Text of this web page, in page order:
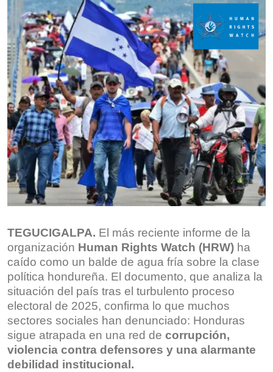
TEGUCIGALPA. El más reciente informe de la
organización Human Rights Watch (HRW) ha
caído como un balde de agua fría sobre la clase
política hondureña. El documento, que analiza la
situación del país tras el turbulento proceso
electoral de 2025, confirma lo que muchos
sectores sociales han denunciado: Honduras
sigue atrapada en una red de corrupción,
violencia contra defensores y una alarmante
debilidad institucional.